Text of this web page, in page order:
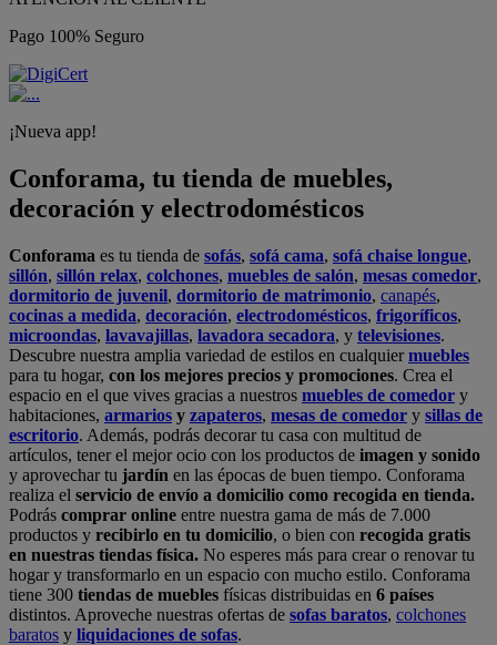
Pago 100% Seguro
¡Nueva app!
Conforama, tu tienda de muebles,
decoración y electrodomésticos
Conforama es tu tienda de sofás, sofá cama, sofá chaise longue,
sillón, sillón relax, colchones, muebles de salón, mesas comedor,
dormitorio de juvenil, dormitorio de matrimonio, canapés,
cocinas a medida, decoración, electrodomésticos, frigoríficos,
microondas, lavavajillas, lavadora secadora, y televisiones.
Descubre nuestra amplia variedad de estilos en cualquiermuebles
para tu hogar, con los mejores precios y promociones. Crea el
espacio en el que vives gracias a nuestros muebles de comedor y
habitaciones, armarios y zapateros, mesas de comedor y sillas de
escritorio. Además, podrás decorar tu casa con multitud de
artículos, tener el mejor ocio con los productos de imagen y sonido
y aprovechar tu jardín en las épocas de buen tiempo. Conforama
realiza el servicio de envío a domicilio como recogida en tienda.
Podrás comprar online entre nuestra gama de más de 7.000
productos y recibirlo en tu domicilio, o bien con recogida gratis
en nuestras tiendas física. No esperes más para crear o renovar tu
hogar y transformarlo en un espacio con mucho estilo. Conforama
tiene 300 tiendas de muebles físicas distribuidas en 6 países
distintos. Aproveche nuestras ofertas de sofas baratos, colchones
baratos y liquidaciones de sofas.